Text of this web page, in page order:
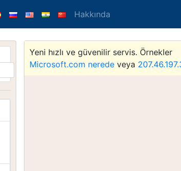
Hakkında
Yeni hızlı ve güvenilir servis. Örnekler
Microsoft.com nerede veya